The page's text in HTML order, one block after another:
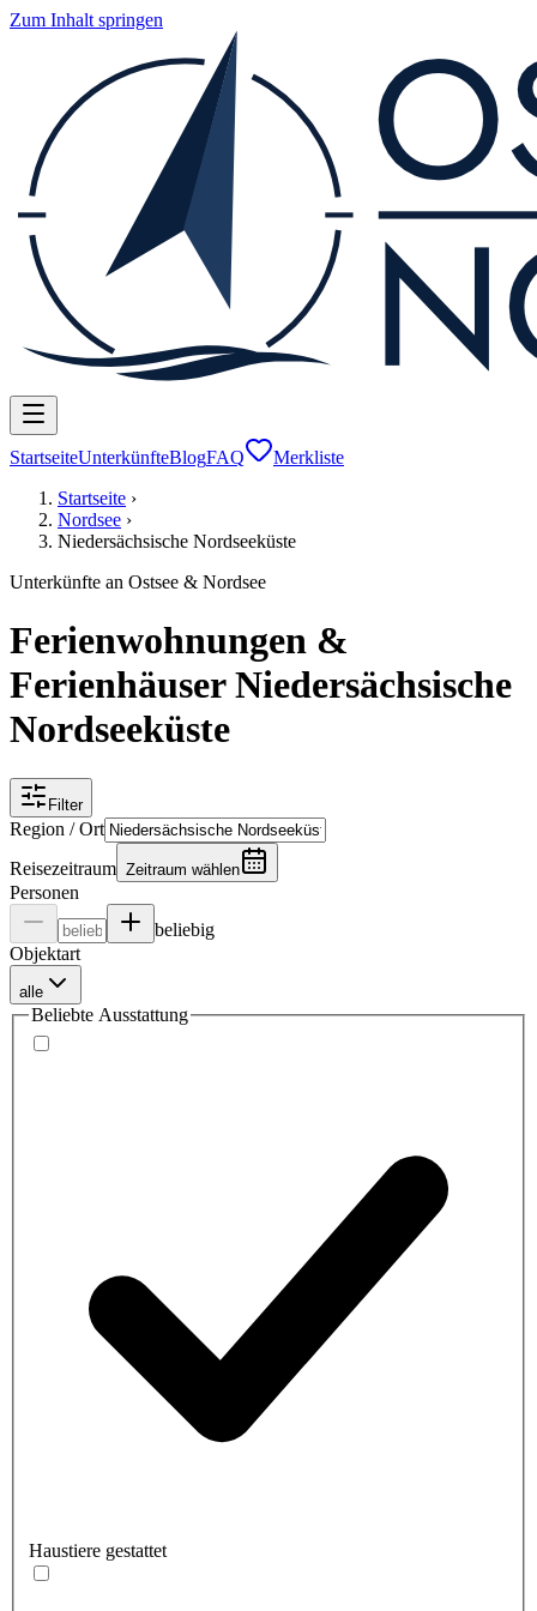
Zum Inhalt springen
StartseiteUnterkünfteBlogFAQ
Merkliste
Startseite ›
Nordsee ›
Niedersächsische Nordseeküste
Unterkünfte an Ostsee & Nordsee
Ferienwohnungen &
Ferienhäuser Niedersächsische
Nordseeküste
Filter
Region / Ort
Reisezeitraum Zeitraum wählen
Personen
beliebig
Objektart
alle
Beliebte Ausstattung
Haustiere gestattet